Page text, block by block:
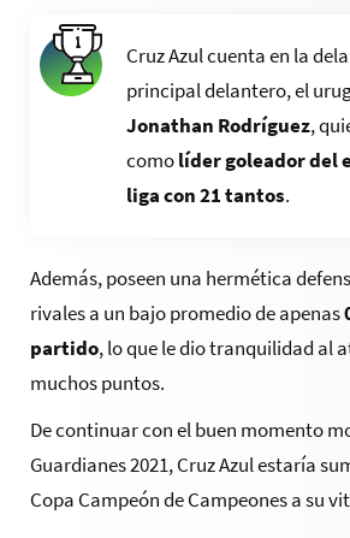
Cruz Azul cuenta en la
principal delantero, el
Jonathan Rodríguez,
comolíder goleador del
liga con 21 tantos.
Además, poseen una hermética
rivales a un bajo promedio de apenas
partido, lo que le dio tranquilidad al
muchos puntos.
De continuar con el buen momento
Guardianes 2021, Cruz Azul estaría
Copa Campeón de Campeones a su